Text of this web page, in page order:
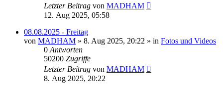
Letzter Beitrag von MADHAM
12. Aug 2025, 05:58
08.08.2025 - Freitag
von MADHAM » 8. Aug 2025, 20:22 » in Fotos und Videos
0 Antworten
50200 Zugriffe
Letzter Beitrag von MADHAM
8. Aug 2025, 20:22